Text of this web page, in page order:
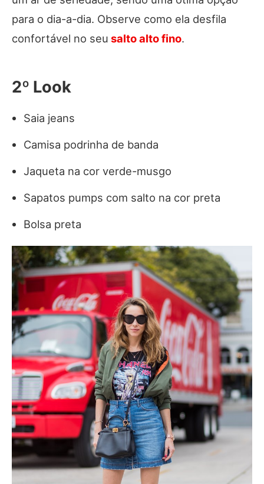
para o dia-a-dia. Observe como ela desfila
confortável no seu salto alto fino.
2º Look
Saia jeans
Camisa podrinha de banda
Jaqueta na cor verde-musgo
Sapatos pumps com salto na cor preta
Bolsa preta